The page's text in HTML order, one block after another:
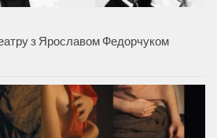
з Ярославом Федорчуком